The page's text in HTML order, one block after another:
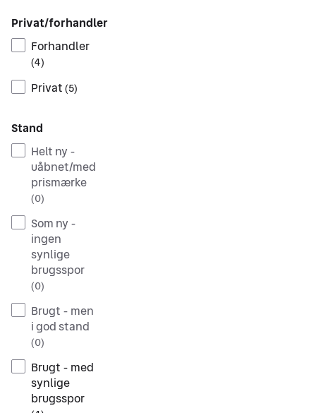
Privat/forhandler
Forhandler
(4)
Privat (5)
Stand
Helt ny -
uåbnet/med
prismærke
(0)
Som ny -
ingen
synlige
brugsspor
(0)
Brugt - men
i god stand
(0)
Brugt - med
synlige
brugsspor